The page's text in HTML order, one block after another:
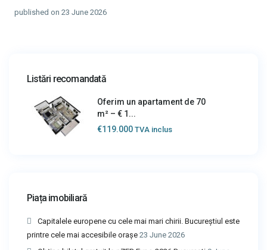
published on 23 June 2026
Listări recomandată
Oferim un apartament de 70
m² – € 1...
€119.000 TVA inclus
Piața imobiliară
Capitalele europene cu cele mai mari chirii. Bucureștiul este
printre cele mai accesibile orașe 23 June 2026